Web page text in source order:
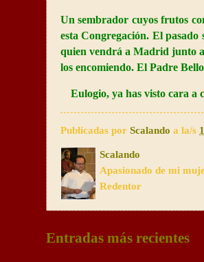
Un sembrador cuyos frutos
esta Congregación. El
quien vendrá a Madrid junto a
los encomiendo. El Padre
Eulogio, ya has visto cara a
Publicadas por Scalando a la/s
Scalando
Apasionado de mi
Redentor
Entradas más recientes